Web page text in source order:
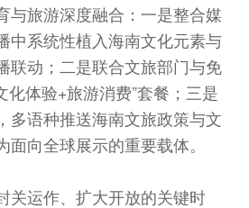
与旅游深度融合：一是整合媒
中系统性植入海南文化元素与
联动；二是联合文旅部门与免
化体验+旅游消费”套餐；三是
多语种推送海南文旅政策与文
面向全球展示的重要载体。
关运作、扩大开放的关键时